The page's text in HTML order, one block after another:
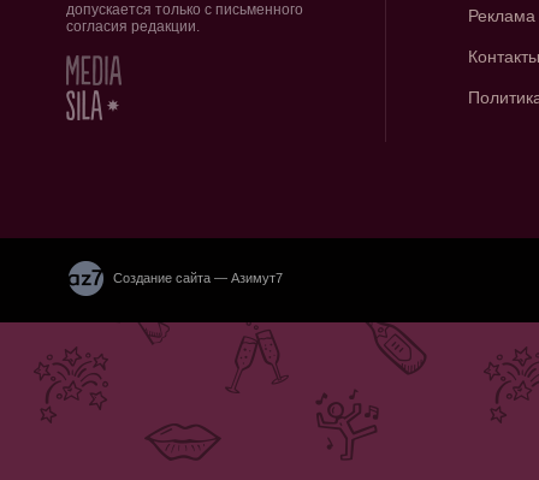
допускается только с письменного
согласия редакции.
Реклама
Контакты
Создание сайта — Азимут7